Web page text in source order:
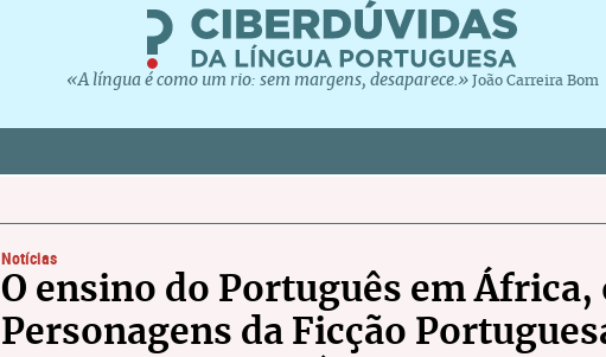
«A língua é como um rio: sem margens, desaparece.» João Carreira Bom
Notícias
O ensino do Português em
Personagens da Ficção